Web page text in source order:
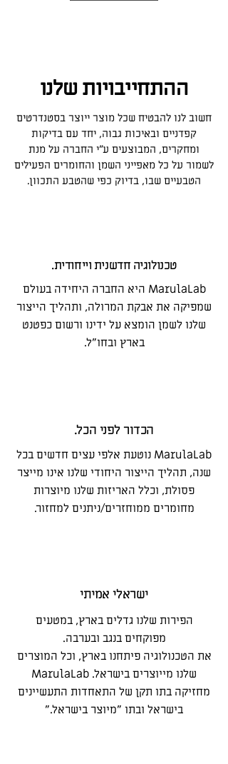
ההתחייבויות שלנו
חשוב לנו להבטיח שכל מוצר ייוצר בסטנדרטים
קפדניים ובאיכות גבוה, יחד עם בדיקות
ומחקרים, המבוצעים ע"י החברה על מנת
לשמור על כל מאפייני השמן והחומרים הפעילים
הטבעיים שבו, בדיוק כפי שהטבע התכוון.
.טכנולוגיה חדשנית וייחודית
MarulaLab היא החברה היחידה בעולם
שמפיקה את אבקת המרולה, ותהליך הייצור
שלנו לשמן הומצא על ידינו ורשום כפטנט
בארץ ובחו"ל.
הכדור לפני הכל.
MarulaLab נוטעת אלפי עצים חדשים בכל
שנה, תהליך הייצור היחודי שלנו אינו מייצר
פסולת, וכלל האריזות שלנו מיוצרות
מחומרים ממוחזרים/ניתנים למחזור.
ישראלי אמיתי
הפירות שלנו גדלים בארץ, במטעים
מפוקחים בנגב ובערבה.
את הטכנולוגיה פיתחנו בארץ, וכל המוצרים
שלנו מייוצרים בישראל. MarulaLab
מחזיקה בתו תקן של התאחדות התעשיינים
בישראל ובתו "מיוצר בישראל."